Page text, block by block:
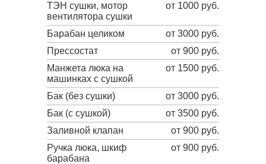
ТЭН сушки, мотор
вентилятора сушки
от 1000 руб.
Барабан целиком
от 3000 руб.
Прессостат
от 900 руб.
Манжета люка на
машинках с сушкой
от 1500 руб.
Бак (без сушки)
от 3000 руб.
Бак (с сушкой)
от 3500 руб.
Заливной клапан
от 900 руб.
Ручка люка, шкиф
барабана
от 900 руб.